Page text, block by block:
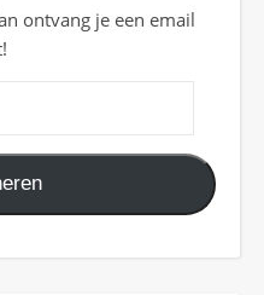
ontvang je een email